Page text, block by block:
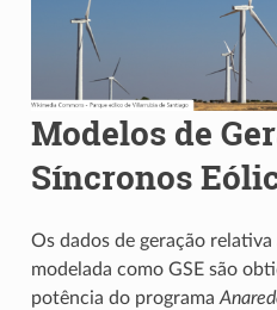
Modelos de
Síncronos
Os dados de geração
modelada como GSE são
potência do programa